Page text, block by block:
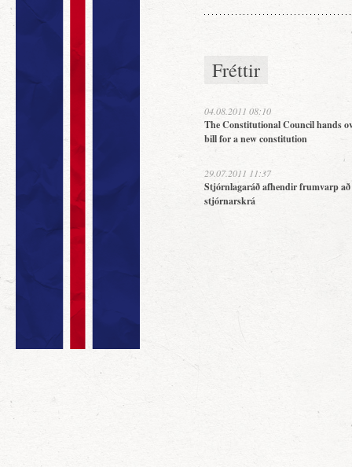
Fréttir
04.08.2011 08:10
The Constitutional Council hands
bill for a new constitution
29.07.2011 11:37
Stjórnlagaráð afhendir frumvarp
stjórnarskrá